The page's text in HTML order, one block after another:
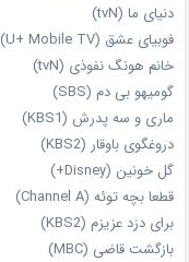
دنیای ما (tvN)
فوبیای عشق (U+ Mobile TV)
خانم هونگ نفوذی (tvN)
گومیهو بی دم (SBS)
ماری و سه پدرش (KBS1)
دروغگوی باوقار (KBS2)
گل خونین (Disney+)
قطعا بچه توئه (Channel A)
برای دزد عزیزم (KBS2)
بازگشت قاضی (MBC)